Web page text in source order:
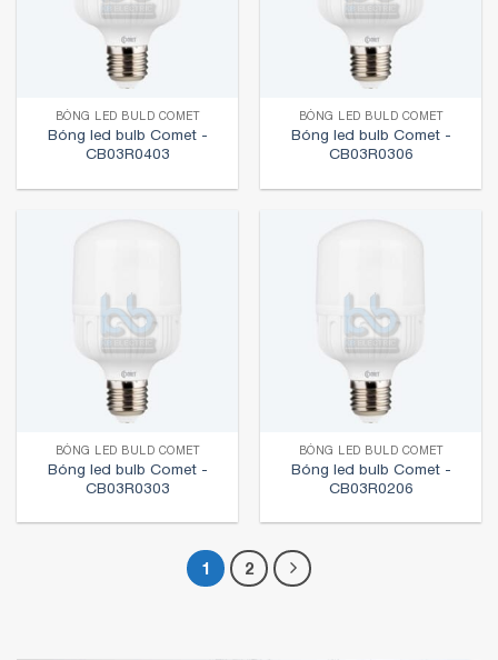
BÓNG LED BULD COMET
Bóng led bulb Comet -
CB03R0403
BÓNG LED BULD COMET
Bóng led bulb Comet -
CB03R0306
BÓNG LED BULD COMET
Bóng led bulb Comet -
CB03R0303
BÓNG LED BULD COMET
Bóng led bulb Comet -
CB03R0206
1 2